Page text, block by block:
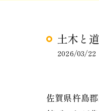
土木と
2026/03/22
佐賀県杵島